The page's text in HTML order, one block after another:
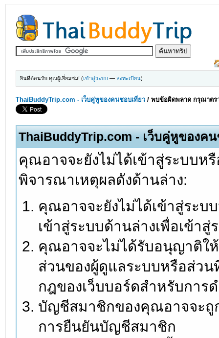
ยินดีต้อนรับ คุณผู้เยี่ยมชม! (เข้าสู่ระบบ — ลงทะเบียน)
ThaiBuddyTrip.com - เว็บคู่หูของคนชอบเที่ยว /พบข้อผิดพลาด กรุณาตร
ThaiBuddyTrip.com - เว็บคู่หูของค
คุณอาจจะยังไม่ได้เข้าสู่ระบบ
พิจารณาเหตุผลดังด้านล่าง:
คุณอาจจะยังไม่ได้เข้าสู่ระบ
เข้าสู่ระบบด้านล่างเพื่อเข้า
คุณอาจจะไม่ได้รับอนุญาติใ
ส่วนของผู้ดูแลระบบหรือส่ว
กฎของเว็บบอร์ดสำหรับการ
บัญชีสมาชิกของคุณอาจจะถู
การยืนยันบัญชีสมาชิก